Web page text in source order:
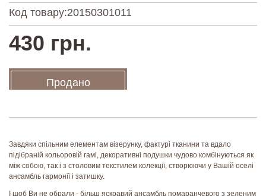
Код товару:20150301011
430 грн.
Продано
Завдяки спільним елементам візерунку, фактурі тканини та вдало
підібраній кольоровій гамі, декоративні подушки чудово комбінуються як
між собою, так і з столовим текстилем колекції, створюючи у Вашій оселі
ансамбль гармонії і затишку.
І щоб Ви не обрали - більш яскравий ансамбль помаранчевого з зеленим